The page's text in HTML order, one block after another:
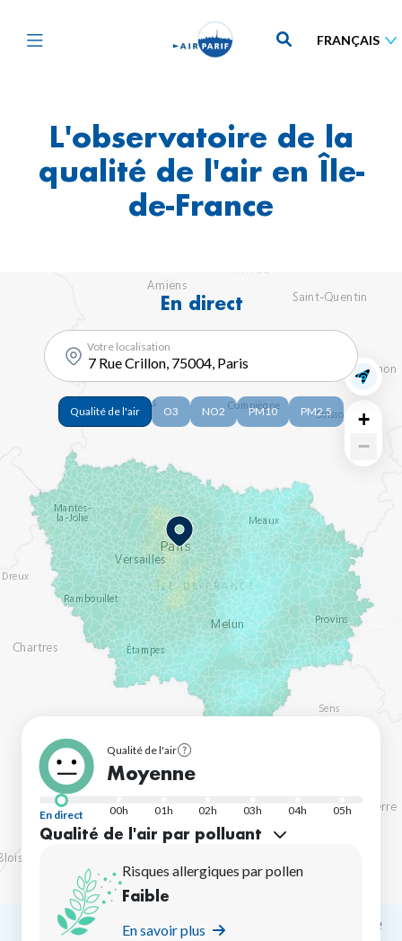
au
contenu
L'observatoire de la
qualité de l'air en Île-
de-France
+
−
En direct
Votre localisation
Polluants
Qualité de l'air O3 NO2 PM10 PM2.5
Qualité de l'air
See
legend
Moyenne
En direct 00h 01h 02h 03h 04h 05h
Qualité de l'air par polluant
Risques allergiques par pollen
Faible
En savoir plus
Prévision sur la journée